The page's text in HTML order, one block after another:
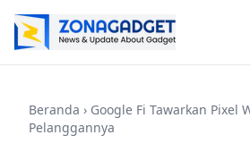
Beranda › Google Fi Tawarkan Pixel
Pelanggannya